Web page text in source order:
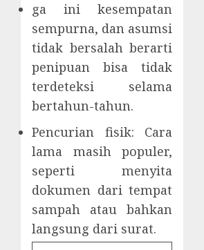
ga ini kesempatan
sempurna, dan asumsi
tidak bersalah berarti
penipuan bisa tidak
terdeteksi selama
bertahun-tahun.
Pencurian fisik: Cara
lama masih populer,
seperti menyita
dokumen dari tempat
sampah atau bahkan
langsung dari surat.